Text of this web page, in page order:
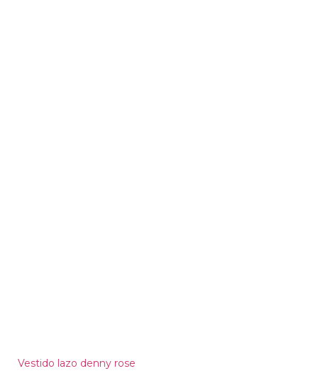
Vestido lazo denny rose